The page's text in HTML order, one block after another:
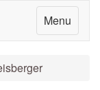
Menu